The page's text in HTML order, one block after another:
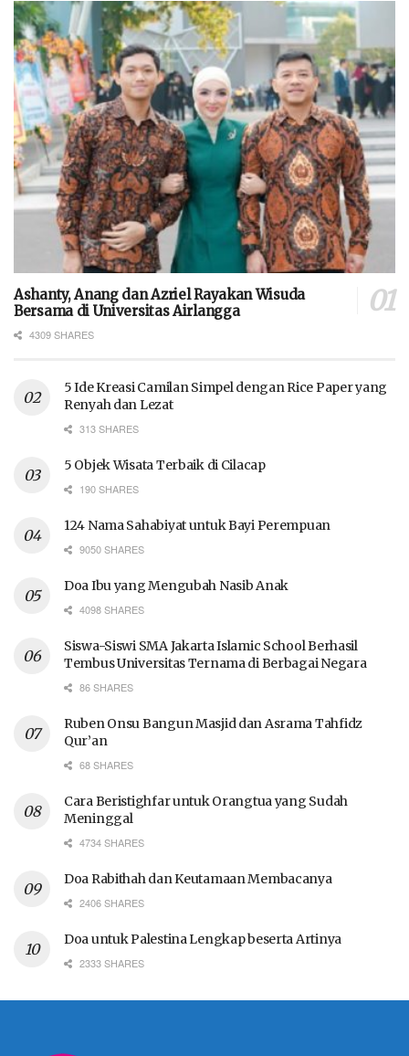
Ashanty, Anang dan Azriel Rayakan Wisuda
Bersama di Universitas Airlangga
4309 SHARES
5 Ide Kreasi Camilan Simpel dengan Rice Paper yang
Renyah dan Lezat
313 SHARES
5 Objek Wisata Terbaik di Cilacap
190 SHARES
124 Nama Sahabiyat untuk Bayi Perempuan
9050 SHARES
Doa Ibu yang Mengubah Nasib Anak
4098 SHARES
Siswa-Siswi SMA Jakarta Islamic School Berhasil
Tembus Universitas Ternama di Berbagai Negara
86 SHARES
Ruben Onsu Bangun Masjid dan Asrama Tahfidz
Qur’an
68 SHARES
Cara Beristighfar untuk Orangtua yang Sudah
Meninggal
4734 SHARES
Doa Rabithah dan Keutamaan Membacanya
2406 SHARES
Doa untuk Palestina Lengkap beserta Artinya
2333 SHARES